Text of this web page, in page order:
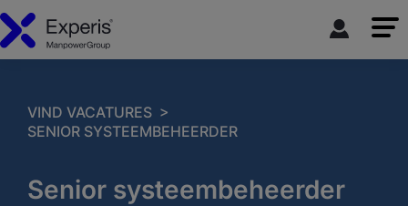
VIND VACATURES >
SENIOR SYSTEEMBEHEERDER
Senior systeembeheerder